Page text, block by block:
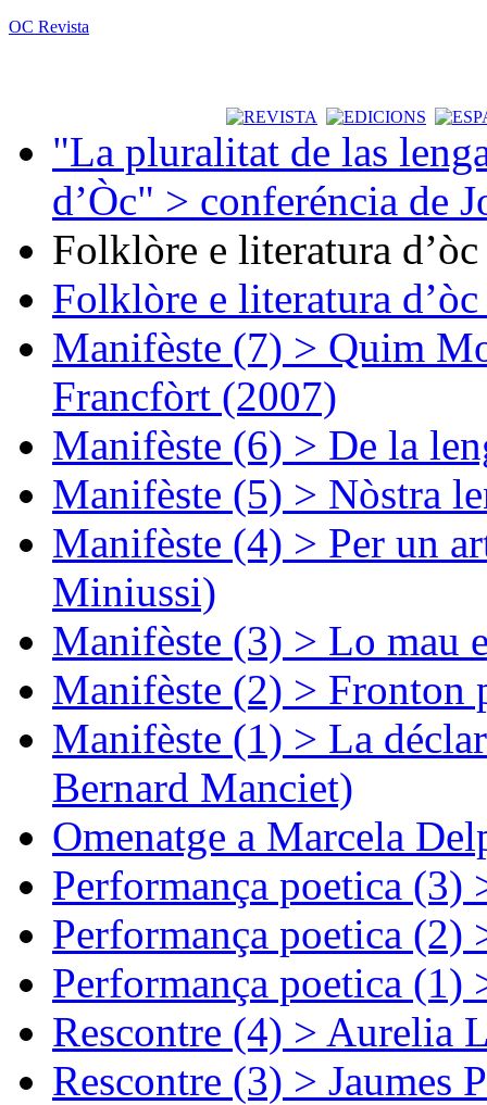
OC Revista
"La pluralitat de las
d’Òc" > conferéncia de
Folklòre e literatura
Folklòre e literatura
Manifèste (7) > Quim
Francfòrt (2007)
Manifèste (6) > De la
Manifèste (5) > Nòstra
Manifèste (4) > Per un
Miniussi)
Manifèste (3) > Lo mau
Manifèste (2) > Fronton
Manifèste (1) > La
Bernard Manciet)
Omenatge a Marcela
Performança poetica (3)
Performança poetica (2)
Performança poetica (1)
Rescontre (4) > Aurelia
Rescontre (3) > Jaumes